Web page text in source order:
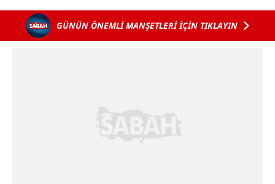
GÜNÜN ÖNEMLİ MANŞETLERİ İÇİN TIKLAYIN